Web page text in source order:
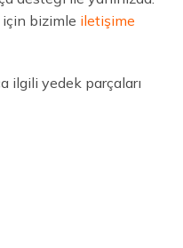
için bizimle iletişime
ilgili yedek parçaları